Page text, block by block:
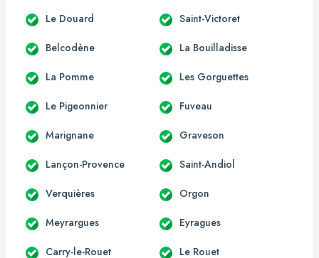
Le Douard Saint-Victoret
Belcodène La Bouilladisse
La Pomme Les Gorguettes
Le Pigeonnier Fuveau
Marignane Graveson
Lançon-Provence Saint-Andiol
Verquières Orgon
Meyrargues Eyragues
Carry-le-Rouet Le Rouet